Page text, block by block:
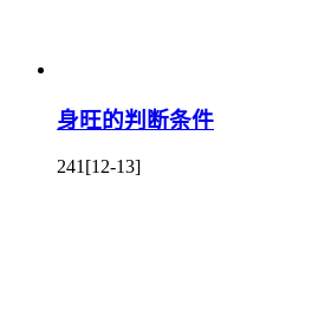
身旺的判断条件
241 [12-13]